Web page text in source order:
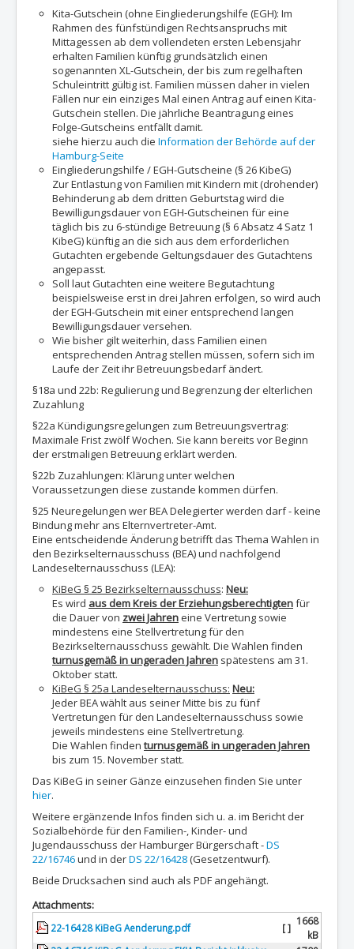
Kita-Gutschein (ohne Eingliederungshilfe (EGH): Im
Rahmen des fünfstündigen Rechtsanspruchs mit
Mittagessen ab dem vollendeten ersten Lebensjahr
erhalten Familien künftig grundsätzlich einen
sogenannten XL-Gutschein, der bis zum regelhaften
Schuleintritt gültig ist. Familien müssen daher in vielen
Fällen nur ein einziges Mal einen Antrag auf einen Kita-
Gutschein stellen. Die jährliche Beantragung eines
Folge-Gutscheins entfällt damit.
siehe hierzu auch die Information der Behörde auf der
Hamburg-Seite
Eingliederungshilfe / EGH-Gutscheine (§ 26 KibeG)
Zur Entlastung von Familien mit Kindern mit (drohender)
Behinderung ab dem dritten Geburtstag wird die
Bewilligungsdauer von EGH-Gutscheinen für eine
täglich bis zu 6-stündige Betreuung (§ 6 Absatz 4 Satz 1
KibeG) künftig an die sich aus dem erforderlichen
Gutachten ergebende Geltungsdauer des Gutachtens
angepasst.
Soll laut Gutachten eine weitere Begutachtung
beispielsweise erst in drei Jahren erfolgen, so wird auch
der EGH-Gutschein mit einer entsprechend langen
Bewilligungsdauer versehen.
Wie bisher gilt weiterhin, dass Familien einen
entsprechenden Antrag stellen müssen, sofern sich im
Laufe der Zeit ihr Betreuungsbedarf ändert.
§18a und 22b: Regulierung und Begrenzung der elterlichen
Zuzahlung
§22a Kündigungsregelungen zum Betreuungsvertrag:
Maximale Frist zwölf Wochen. Sie kann bereits vor Beginn
der erstmaligen Betreuung erklärt werden.
§22b Zuzahlungen: Klärung unter welchen
Voraussetzungen diese zustande kommen dürfen.
§25 Neuregelungen wer BEA Delegierter werden darf - keine
Bindung mehr ans Elternvertreter-Amt.
Eine entscheidende Änderung betrifft das Thema Wahlen in
den Bezirkselternausschuss (BEA) und nachfolgend
Landeselternausschuss (LEA):
KiBeG § 25 Bezirkselternausschuss: Neu:
Es wird aus dem Kreis der Erziehungsberechtigtenfür
die Dauer von zwei Jahreneine Vertretung sowie
mindestens eine Stellvertretung für den
Bezirkselternausschuss gewählt. Die Wahlen finden
turnusgemäß in ungeraden Jahren spätestens am 31.
Oktober statt.
KiBeG § 25a Landeselternausschuss: Neu:
Jeder BEA wählt aus seiner Mitte bis zu fünf
Vertretungen für den Landeselternausschuss sowie
jeweils mindestens eine Stellvertretung.
Die Wahlen finden turnusgemäß in ungeraden Jahren
bis zum 15. November statt.
Das KiBeG in seiner Gänze einzusehen finden Sie unter
hier.
Weitere ergänzende Infos finden sich u. a. im Bericht der
Sozialbehörde für den Familien-, Kinder- und
Jugendausschuss der Hamburger Bürgerschaft -DS
22/16746und in derDS 22/16428(Gesetzentwurf).
Beide Drucksachen sind auch als PDF angehängt.
Attachments:
22-16428 KiBeG Aenderung.pdf [ ]
1668
kB